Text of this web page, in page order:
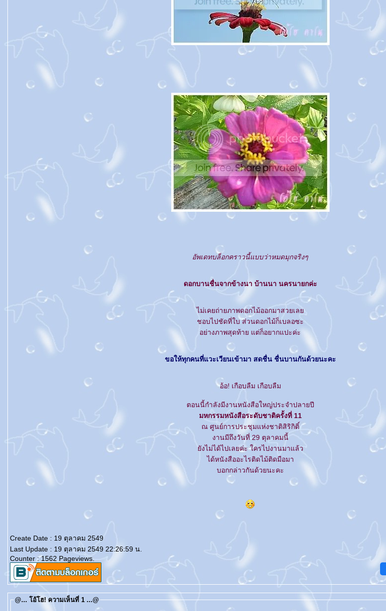
อัพเดทบล็อกคราวนี้แบบว่าหมดมุกจริงๆ
ดอกบานชื่นจากข้างนา บ้านนา นครนายกค่ะ
ไม่เคยถ่ายภาพดอกไม้ออกมาสวยเล
ชอบไปชัดที่ใบ ส่วนดอกไม้ก็เบลอซะ
อย่างภาพสุดท้าย แต่ก็อยากแปะค่ะ
ขอให้ทุกคนที่แวะเวียนเข้ามา สดชื่น ชื่นบานกันด้วยนะคะ
อ้อ! เกือบลืม เกือบลืม
ตอนนี้กำลังมีงานหนังสือใหญ่ประจำปลายปี
มหกรรมหนังสือระดับชาติครั้งที่ 11
ณ ศูนย์การประชุมแห่งชาติสิริกิติ์
งานมีถึงวันที่ 29 ตุลาคมนี้
ังไม่ได้ไปเลยค่ะ ใครไปงานมาแล้ว
ได้หนังสืออะไรติดไม้ติดมือมา
บอกกล่าวกันด้วยนะคะ
Create Date : 19 ตุลาคม 2549
Last Update : 19 ตุลาคม 2549 22:26:59 น.
Counter : 1562 Pageviews.
@... โอ้โฮ! ความเห็นที่ 1 ...@